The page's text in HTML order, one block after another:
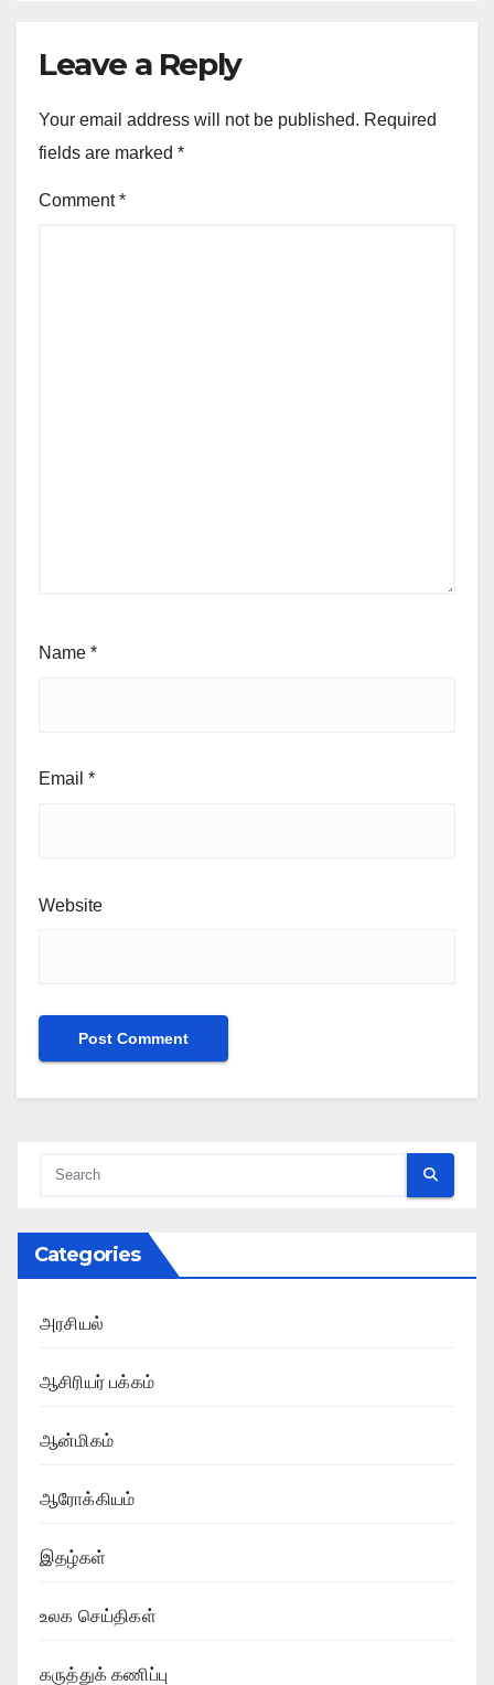
Leave a Reply
Your email address will not be published. Required
fields are marked *
Comment*
Name *
Email *
Website
Categories
அரசியல்
ஆசிரியர் பக்கம்
ஆன்மிகம்
ஆரோக்கியம்
இதழ்கள்
உலக செய்திகள்
கருத்துக் கணிப்பு